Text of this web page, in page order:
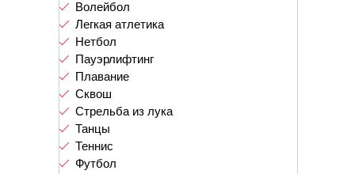
Волейбол
Легкая атлетика
Нетбол
Пауэрлифтинг
Плавание
Сквош
Стрельба из лука
Танцы
Теннис
Футбол